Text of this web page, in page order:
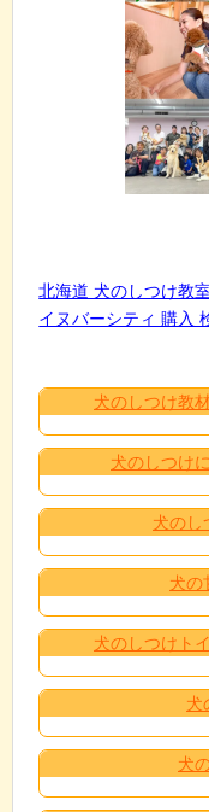
北海道 犬のしつけ教室
イヌバーシティ 購入
犬のしつけ教
犬のしつけ
犬のし
犬の
犬のしつけト
犬
犬